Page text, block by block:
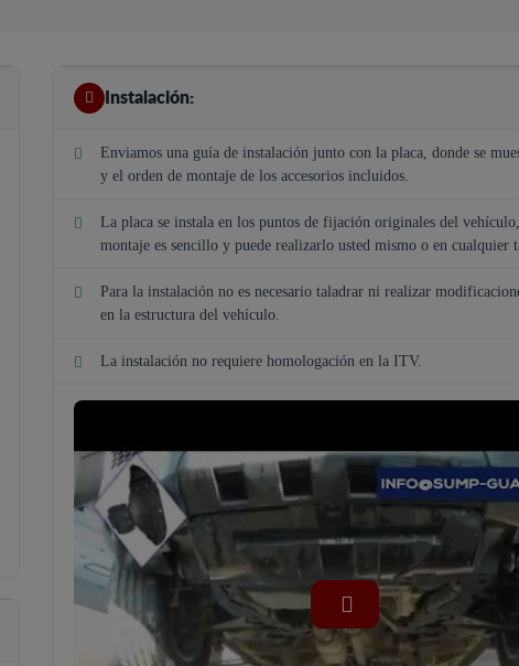
Instalación:
Enviamos una guía de instalación junto con la placa, donde se
y el orden de montaje de los accesorios incluidos.
La placa se instala en los puntos de fijación originales del
montaje es sencillo y puede realizarlo usted mismo o en cualquier
Para la instalación no es necesario taladrar ni realizar
en la estructura del vehículo.
La instalación no requiere homologación en la ITV.